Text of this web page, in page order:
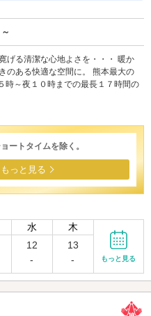
げる清潔な心地よさを・・・ 暖か
のある快適な空間に。 熊本最大の
時～夜１０時までの最長１７時間の
ートタイムを除く。
っと見る
水 木
12
-
13
-
もっと見る